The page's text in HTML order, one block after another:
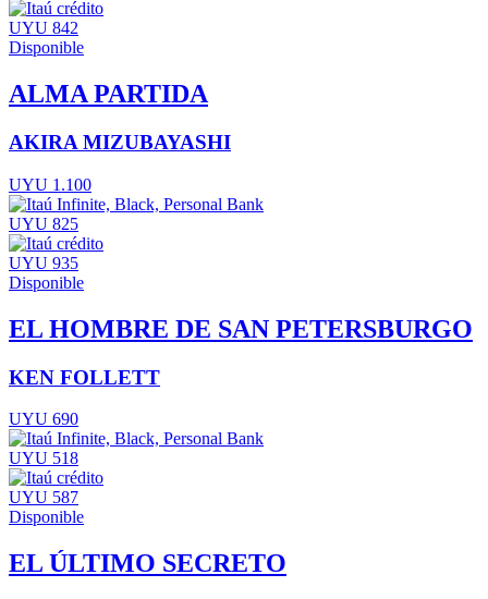
UYU 842
Disponible
ALMA PARTIDA
AKIRA MIZUBAYASHI
UYU 1.100
UYU 825
UYU 935
Disponible
EL HOMBRE DE SAN PETERSBURGO
KEN FOLLETT
UYU 690
UYU 518
UYU 587
Disponible
EL ÚLTIMO SECRETO